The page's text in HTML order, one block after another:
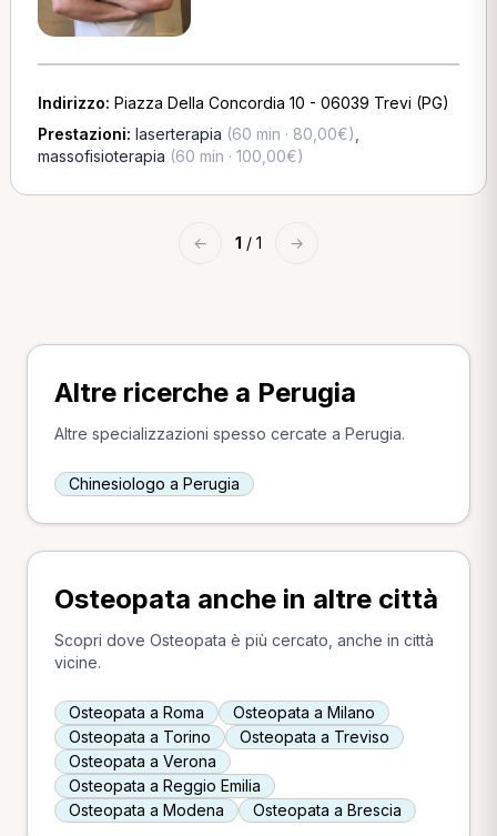
Indirizzo: Piazza Della Concordia 10 - 06039 Trevi (PG)
Prestazioni: laserterapia (60 min · 80,00€)
massofisioterapia (60 min · 100,00€)
← 1 / 1 →
Altre ricerche a Perugia
Altre specializzazioni spesso cercate a Perugia.
Chinesiologo a Perugia
Osteopata anche in altre città
Scopri dove Osteopata è più cercato, anche in città
vicine.
Osteopata a Roma
Osteopata a Milano
Osteopata a Torino
Osteopata a Treviso
Osteopata a Verona
Osteopata a Reggio Emilia
Osteopata a Modena
Osteopata a Brescia